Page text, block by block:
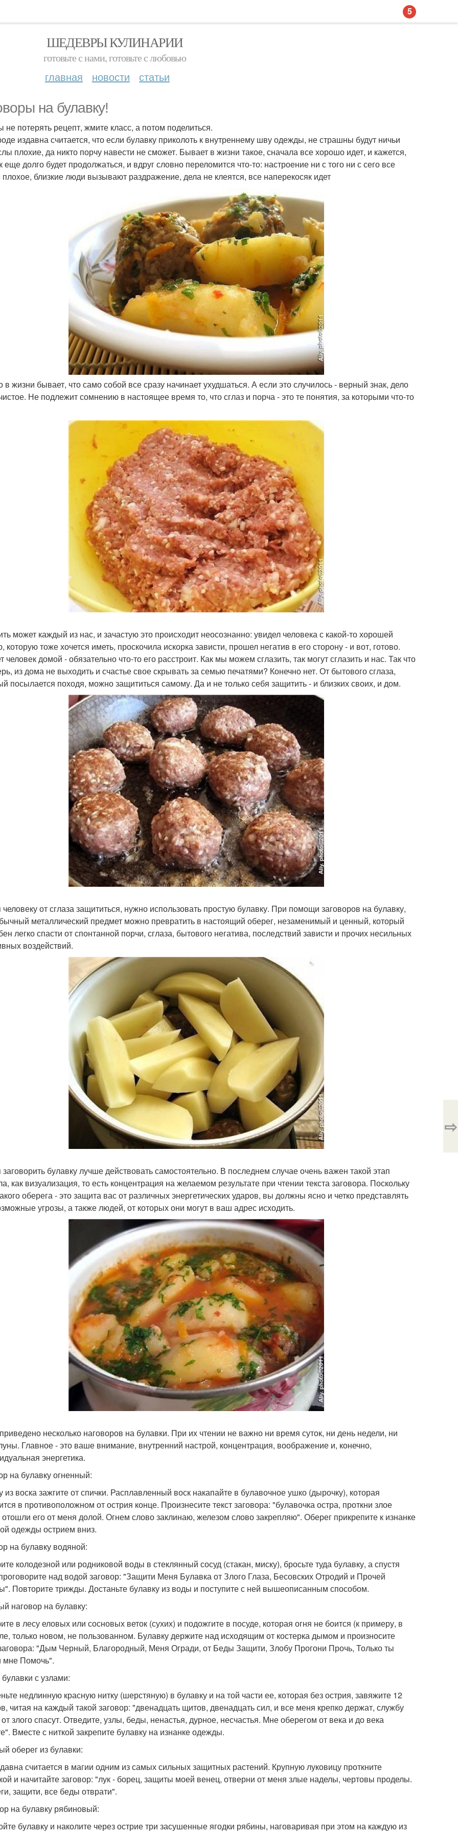
ШЕДЕВРЫ КУЛИНАРИИ
готовьте с нами, готовьте с любовью
главная новости статьи
на булавку!
не потерять рецепт, жмите класс, а потом поделиться.
издавна считается, что если булавку приколоть к внутреннему шву одежды, не страшны будут ничьи
плохие, да никто порчу навести не сможет. Бывает в жизни такое, сначала все хорошо идет, и кажется,
еще долго будет продолжаться, и вдруг словно переломится что-то: настроение ни с того ни с сего все
близкие люди вызывают раздражение, дела не клеятся, все наперекосяк идет
в жизни бывает, что само собой все сразу начинает ухудшаться. А если это случилось - верный знак, дело
Не подлежит сомнению в настоящее время то, что сглаз и порча - это те понятия, за которыми что-то
может каждый из нас, и зачастую это происходит неосознанно: увидел человека с какой-то хорошей
которую тоже хочется иметь, проскочила искорка зависти, прошел негатив в его сторону - и вот, готово.
человек домой - обязательно что-то его расстроит. Как мы можем сглазить, так могут сглазить и нас. Так что
из дома не выходить и счастье свое скрывать за семью печатями? Конечно нет. От бытового сглаза,
посылается походя, можно защититься самому. Да и не только себя защитить - и близких своих, и дом.
от сглаза защититься, нужно использовать простую булавку. При помощи заговоров на булавку,
металлический предмет можно превратить в настоящий оберег, незаменимый и ценный, который
легко спасти от спонтанной порчи, сглаза, бытового негатива, последствий зависти и прочих несильных
воздействий.
булавку лучше действовать самостоятельно. В последнем случае очень важен такой этап
как визуализация, то есть концентрация на желаемом результате при чтении текста заговора. Поскольку
оберега - это защита вас от различных энергетических ударов, вы должны ясно и четко представлять
угрозы, а также людей, от которых они могут в ваш адрес исходить.
несколько наговоров на булавки. При их чтении не важно ни время суток, ни день недели, ни
Главное - это ваше внимание, внутренний настрой, концентрация, воображение и, конечно,
энергетика.
на булавку огненный:
из воска зажгите от спички. Расплавленный воск накапайте в булавочное ушко (дырочку), которая
в противоположном от острия конце. Произнесите текст заговора: "булавочка остра, проткни злое
отошли его от меня долой. Огнем слово заклинаю, железом слово закрепляю". Оберег прикрепите к изнанке
одежды острием вниз.
на булавку водяной:
колодезной или родниковой воды в стеклянный сосуд (стакан, миску), бросьте туда булавку, а спустя
над водой заговор: "Защити Меня Булавка от Злого Глаза, Бесовских Отродий и Прочей
Повторите трижды. Достаньте булавку из воды и поступите с ней вышеописанным способом.
наговор на булавку:
в лесу еловых или сосновых веток (сухих) и подожгите в посуде, которая огня не боится (к примеру, в
только новом, не пользованном. Булавку держите над исходящим от костерка дымом и произносите
"Дым Черный, Благородный, Меня Огради, от Беды Защити, Злобу Прогони Прочь, Только ты
мне Помочь".
с узлами:
недлинную красную нитку (шерстяную) в булавку и на той части ее, которая без острия, завяжите 12
читая на каждый такой заговор: "двенадцать щитов, двенадцать сил, и все меня крепко держат, службу
от злого спасут. Отведите, узлы, беды, ненастья, дурное, несчастья. Мне оберегом от века и до века
Вместе с ниткой закрепите булавку на изнанке одежды.
оберег из булавки:
считается в магии одним из самых сильных защитных растений. Крупную луковицу проткните
и начитайте заговор: "лук - борец, защиты моей венец, отверни от меня злые наделы, чертовы проделы.
защити, все беды отврати".
на булавку рябиновый:
булавку и наколите через острие три засушенные ягодки рябины, наговаривая при этом на каждую из
⇨
5